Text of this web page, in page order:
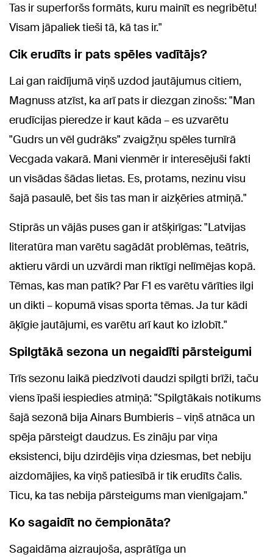
Tas ir superforšs formāts, kuru mainīt es negribētu!
Visam jāpaliek tieši tā, kā tas ir."
Cik erudīts ir pats spēles vadītājs?
Lai gan raidījumā viņš uzdod jautājumus citiem,
Magnuss atzīst, ka arī pats ir diezgan zinošs: "Man
erudīcijas pieredze ir kaut kāda – es uzvarētu
"Gudrs un vēl gudrāks" zvaigžņu spēles turnīrā
Vecgada vakarā. Mani vienmēr ir interesējuši fakti
un visādas šādas lietas. Es, protams, nezinu visu
šajā pasaulē, bet šis tas man ir aizķēries atmiņā."
Stiprās un vājās puses gan ir atšķirīgas: "Latvijas
literatūra man varētu sagādāt problēmas, teātris,
aktieru vārdi un uzvārdi man riktīgi nelīmējas kopā.
Tēmas, kas man patīk? Par F1 es varētu vārīties ilgi
un dikti – kopumā visas sporta tēmas. Ja tur kādi
āķīgie jautājumi, es varētu arī kaut ko izlobīt."
Spilgtākā sezona un negaidīti pārsteigumi
Trīs sezonu laikā piedzīvoti daudzi spilgti brīži, taču
viens īpaši iespiedies atmiņā: "Spilgtākais notikums
šajā sezonā bija Ainars Bumbieris – viņš atnāca un
spēja pārsteigt daudzus. Es zināju par viņa
eksistenci, biju dzirdējis viņa dziesmas, bet nebiju
aizdomājies, ka viņš patiesībā ir tik erudīts čalis.
Ticu, ka tas nebija pārsteigums man vienīgajam."
Ko sagaidīt no čempionāta?
Sagaidāma aizraujoša, asprātīga un